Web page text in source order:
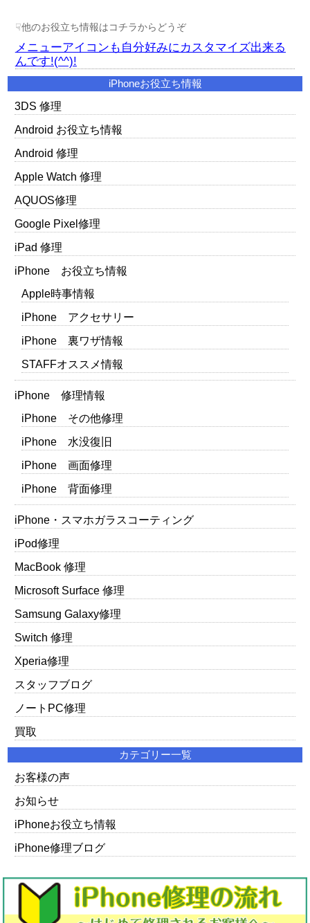
☟他のお役立ち情報はコチラからどうぞ
メニューアイコンも自分好みにカスタマイズ出来る
んです!(^^)!
iPhoneお役立ち情報
3DS 修理
Android お役立ち情報
Android 修理
Apple Watch 修理
AQUOS修理
Google Pixel修理
iPad 修理
iPhone お役立ち情報
Apple時事情報
iPhone アクセサリー
iPhone 裏ワザ情報
STAFFオススメ情報
iPhone 修理情報
iPhone その他修理
iPhone 水没復旧
iPhone 画面修理
iPhone 背面修理
iPhone・スマホガラスコーティング
iPod修理
MacBook 修理
Microsoft Surface 修理
Samsung Galaxy修理
Switch 修理
Xperia修理
スタッフブログ
ノートPC修理
買取
カテゴリー一覧
お客様の声
お知らせ
iPhoneお役立ち情報
iPhone修理ブログ